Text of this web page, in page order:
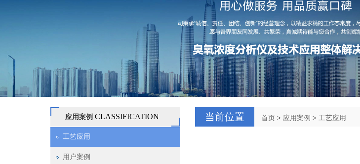
当前位置 首页 > 应用案例 > 工艺应用
应用案例 CLASSIFICATION
工艺应用
用户案例